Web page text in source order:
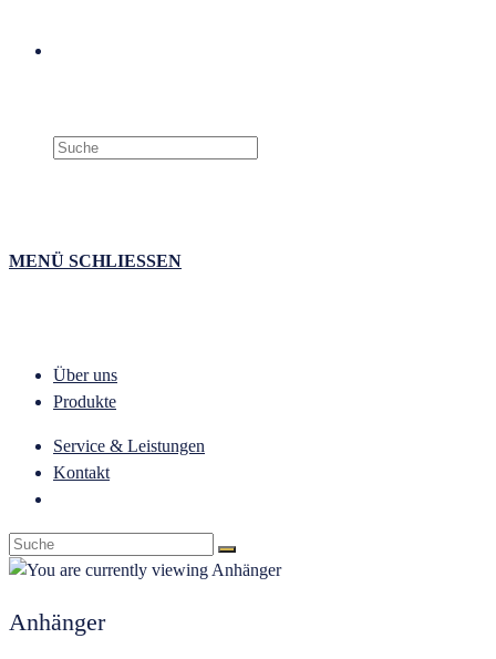
Search
MENÜ SCHLIESSEN
Über uns
Produkte
Service & Leistungen
Kontakt
Anhänger